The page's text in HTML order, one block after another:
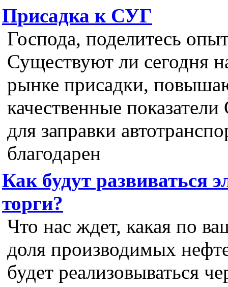
Присадка к СУГ
Господа, поделитесь
Существуют ли сегодня
рынке присадки,
качественные
для заправки
благодарен
Как будут развиваться
торги?
Что нас ждет, какая по
доля производимых
будет реализовываться